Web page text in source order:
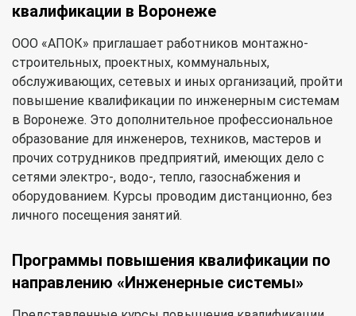
квалификации в Воронеже
ООО «АПОК» приглашает работников монтажно-
строительных, проектных, коммунальных,
обслуживающих, сетевых и иных организаций, пройти
повышение квалификации по инженерным системам
в Воронеже. Это дополнительное профессиональное
образование для инженеров, техников, мастеров и
прочих сотрудников предприятий, имеющих дело с
сетями электро-, водо-, тепло, газоснабжения и
оборудованием. Курсы проводим дистанционно, без
личного посещения занятий.
Программы повышения квалификации по
направлению «Инженерные системы»